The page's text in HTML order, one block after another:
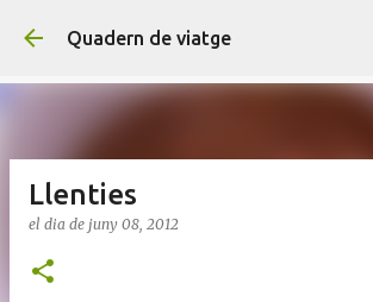
Salta al contingut principal
Quadern de viatge
Llenties
el dia de juny 08, 2012